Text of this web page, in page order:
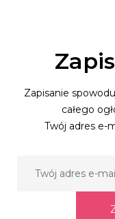
Zapisanie
całego
Twój adres e-